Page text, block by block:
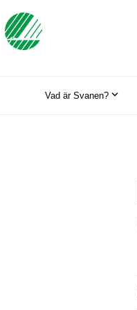
Vad är Svanen?